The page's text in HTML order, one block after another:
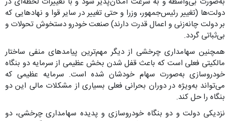
دولت‌ها (تغییر رئیس‌جمهور، وزرا و حتی تغییر در سایر قوا و نهادهایی که
بر دولت چانه‌زنی و اعمال قدرت دارند) صنعت خودرو دستخوش تحولات و
بی‌ثباتی گردد.
همچنین سهامداری چرخشی از دیگر مهم‌ترین پیامدهای منفی ساختار
مالکیتی فعلی است که باعث قفل شدن بخش عظیمی از سرمایه دو بنگاه
خودروسازی به‌صورت سهام خودشان شده است. سرمایه عظیمی که
می‌تواند به‌ویژه در دوران بحرانی فعلی بسیاری از مشکلات مالی این دو
بنگاه را حل کند.
نزدیکی دولت و دو بنگاه خودروسازی و پدیده سهامداری چرخشی، دو